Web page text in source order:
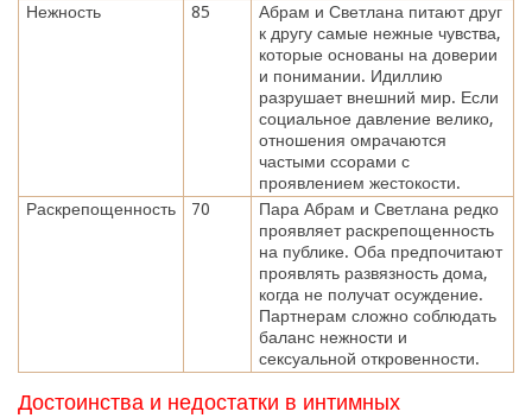
Нежность
85
Абрам и Светлана питают друг
к другу самые нежные чувства,
которые основаны на доверии
и понимании. Идиллию
разрушает внешний мир. Если
социальное давление велико,
отношения омрачаются
частыми ссорами с
проявлением жестокости.
Раскрепощенность
70
Пара Абрам и Светлана редко
проявляет раскрепощенность
на публике. Оба предпочитают
проявлять развязность дома,
когда не получат осуждение.
Партнерам сложно соблюдать
баланс нежности и
сексуальной откровенности.
Достоинства и недостатки в интимных